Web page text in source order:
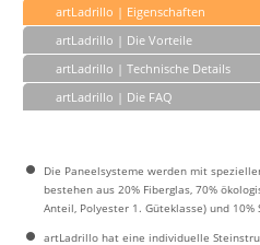
artLadrillo | Eigenschaften
artLadrillo | Die Vorteile
artLadrillo | Technische Details
artLadrillo | Die FAQ
Die Paneelsysteme werden mit
bestehen aus 20% Fiberglas, 70%
Anteil, Polyester 1. Güteklasse) und 10%
artLadrillo hat eine individuelle